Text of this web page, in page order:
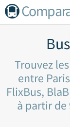
Trouvez
entre
FlixBus,
à partir de